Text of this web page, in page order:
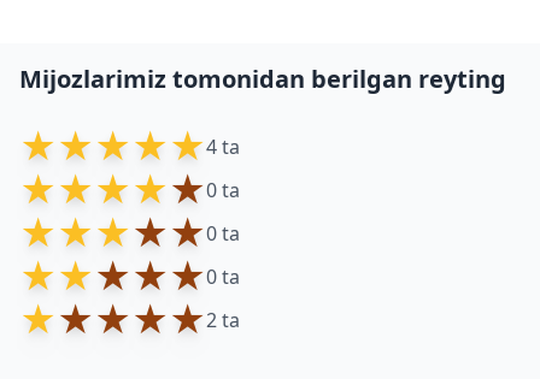
Mijozlarimiz tomonidan berilgan reyting
★★★★★4 ta
★★★★★0 ta
★★★★★0 ta
★★★★★0 ta
★★★★★2 ta